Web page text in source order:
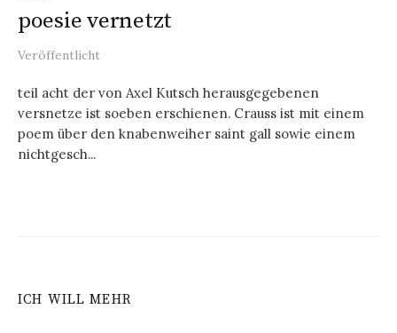
poesie vernetzt
Veröffentlicht
teil acht der von Axel Kutsch herausgegebenen
versnetze ist soeben erschienen. Crauss ist mit einem
poem über den knabenweiher saint gall sowie einem
nichtgesch...
ICH WILL MEHR